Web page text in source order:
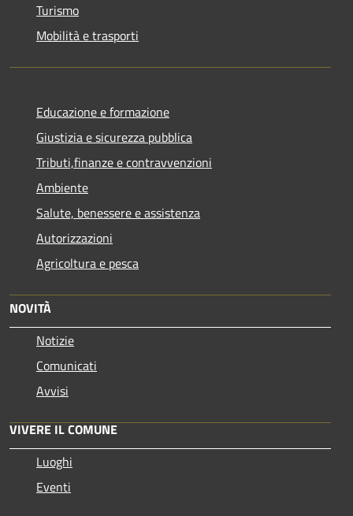
Turismo
Mobilità e trasporti
Educazione e formazione
Giustizia e sicurezza pubblica
Tributi,finanze e contravvenzioni
Ambiente
Salute, benessere e assistenza
Autorizzazioni
Agricoltura e pesca
NOVITÀ
Notizie
Comunicati
Avvisi
VIVERE IL COMUNE
Luoghi
Eventi